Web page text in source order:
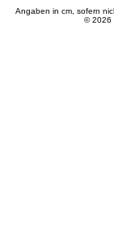
Angaben in cm, sofern
© 2026